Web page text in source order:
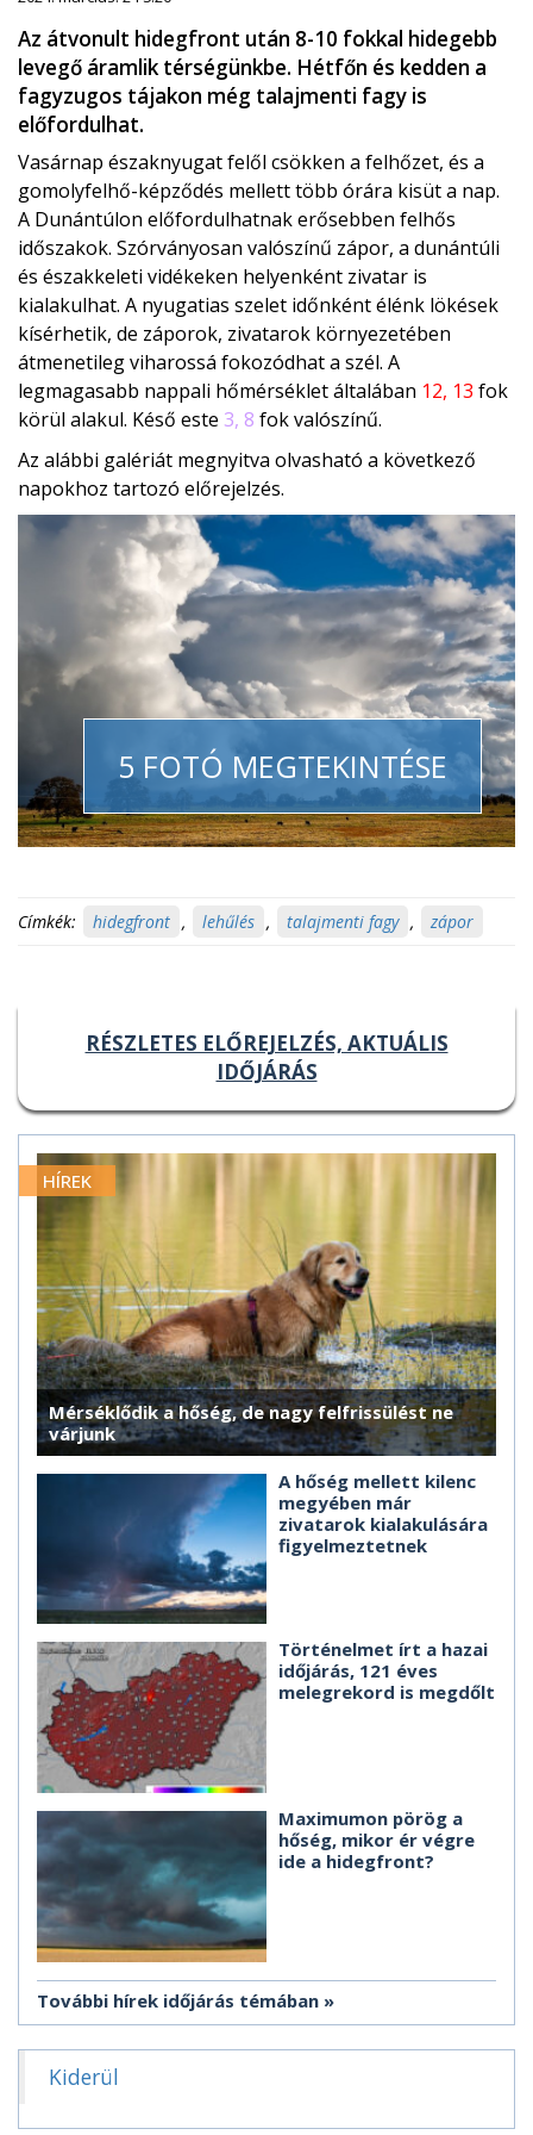
Az átvonult hidegfront után 8-10 fokkal hidegebb
levegő áramlik térségünkbe. Hétfőn és kedden a
fagyzugos tájakon még talajmenti fagy is
előfordulhat.
Vasárnap északnyugat felől csökken a felhőzet, és a
gomolyfelhő-képződés mellett több órára kisüt a nap.
A Dunántúlon előfordulhatnak erősebben felhős
időszakok. Szórványosan valószínű zápor, a dunántúli
és északkeleti vidékeken helyenként zivatar is
kialakulhat. A nyugatias szelet időnként élénk lökések
kísérhetik, de záporok, zivatarok környezetében
átmenetileg viharossá fokozódhat a szél. A
legmagasabb nappali hőmérséklet általában 12, 13 fok
körül alakul. Késő este 3, 8 fok valószínű.
Az alábbi galériát megnyitva olvasható a következő
napokhoz tartozó előrejelzés.
5 FOTÓ MEGTEKINTÉSE
Címkék: hidegfront , lehűlés , talajmenti fagy , zápor
RÉSZLETES ELŐREJELZÉS, AKTUÁLIS
IDŐJÁRÁS
HÍREK
Mérséklődik a hőség, de nagy felfrissülést ne
várjunk
A hőség mellett kilenc
megyében már
zivatarok kialakulására
figyelmeztetnek
Történelmet írt a hazai
időjárás, 121 éves
melegrekord is megdőlt
Maximumon pörög a
hőség, mikor ér végre
ide a hidegfront?
További hírek időjárás témában
Kiderül